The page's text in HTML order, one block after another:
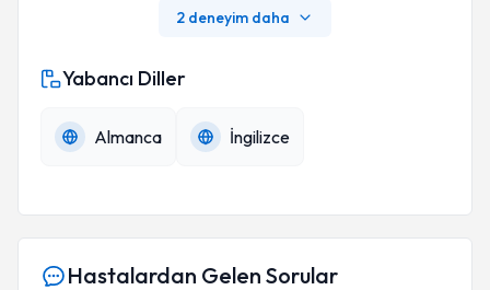
2 deneyim daha
Yabancı Diller
Almanca İngilizce
Hastalardan Gelen Sorular